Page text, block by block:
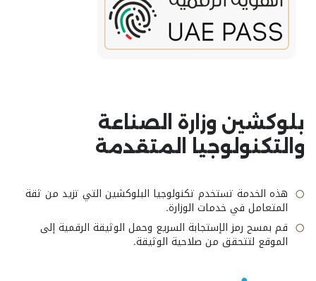
بلوكشين وزارة الصناعة
والتكنولوجيا المتقدمة
هذه الخدمة تستخدم تكنولوجيا البلوكشين التي تزيد من ثقة
المتعامل في خدمات الوزارة.
قم بمسح رمز الإستجابة السريع وحمل الوثيقة الرقمية إلى
الموقع لتتحقق من صلاحية الوثيقة.